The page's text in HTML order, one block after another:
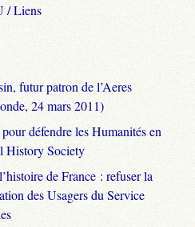
/ Liens
futur patron de l’Aeres
24 mars 2011)
défendre les Humanités en
History Society
de France : refuser la
des Usagers du Service